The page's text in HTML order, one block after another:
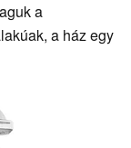
a
a ház egy